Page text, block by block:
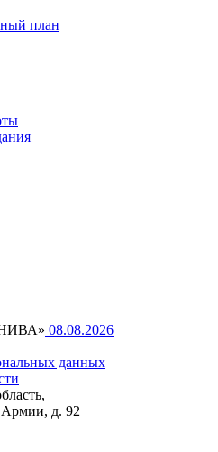
план
08.08.2026
данных
д. 92